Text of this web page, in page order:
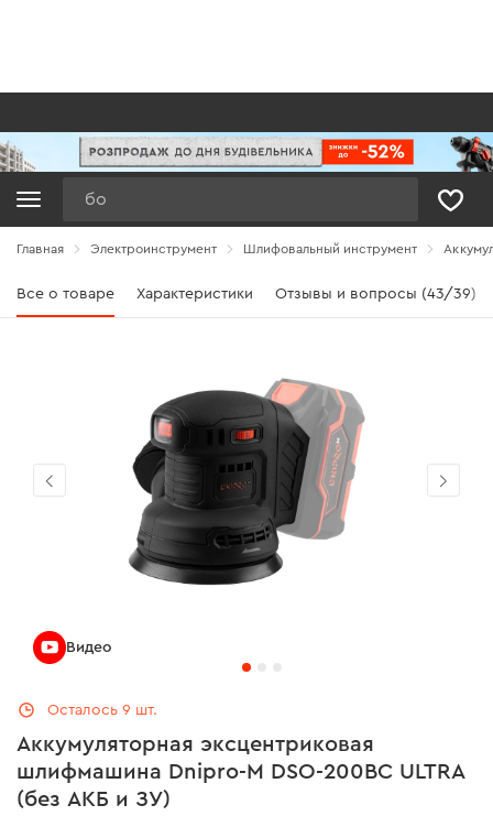
Главная Электроинструмент Шлифовальный инструмент
Все о товаре Характеристики Отзывы и вопросы (43/39)
Аккумуляторная эксцентриковая
шлифмашина Dnipro-M DSO-200BC ULTRA
(без АКБ и ЗУ)
Осталось 9 шт.
Видео